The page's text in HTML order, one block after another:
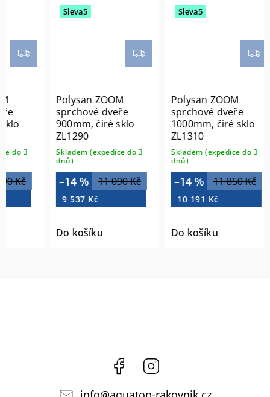
3
Kč
Sleva5
Polysan ZOOM
sprchové dveře
900mm, čiré sklo
ZL1290
Skladem (expedice do 3
dnů)
11 090 Kč
–14 %
9 537 Kč
Do košíku
Sleva5
Polysan ZOOM
sprchové dveře
1000mm, čiré sklo
ZL1310
Skladem (expedice do 3
dnů)
11 850 Kč
–14 %
10 191 Kč
Do košíku
Facebook